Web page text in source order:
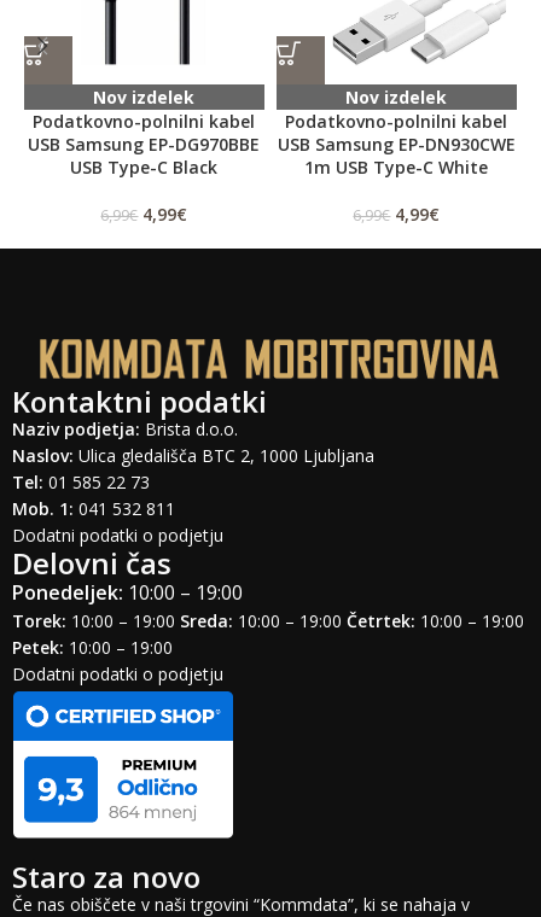
Nov izdelek
Podatkovno-polnilni kabel
USB Samsung EP-DG970BBE
USB Type-C Black
6,99€ 4,99€
Nov izdelek
Podatkovno-polnilni kabel
USB Samsung EP-DN930CWE
1m USB Type-C White
6,99€ 4,99€
Kontaktni podatki
Naziv podjetja: Brista d.o.o.
Naslov: Ulica gledališča BTC 2, 1000 Ljubljana
Tel: 01 585 22 73
Mob. 1: 041 532 811
Dodatni podatki o podjetju
Delovni čas
Ponedeljek: 10:00 – 19:00
Torek: 10:00 – 19:00 Sreda: 10:00 – 19:00 Četrtek: 10:00 – 19:00
Petek: 10:00 – 19:00
Dodatni podatki o podjetju
Staro za novo
Če nas obiščete v naši trgovini “Kommdata”, ki se nahaja v